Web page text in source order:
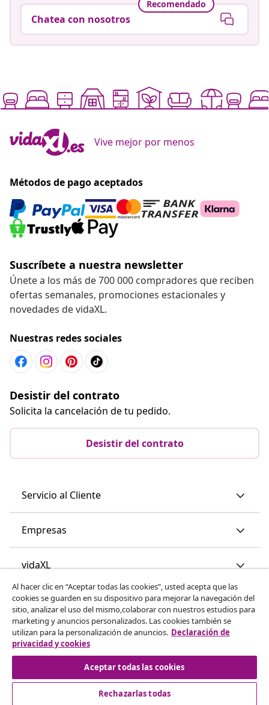
Recomendado
Chatea con nosotros
Vive mejor por menos
Métodos de pago aceptados
Suscríbete a nuestra newsletter
Únete a los más de 700 000 compradores que reciben
ofertas semanales, promociones estacionales y
novedades de vidaXL.
Nuestras redes sociales
Desistir del contrato
Solicita la cancelación de tu pedido.
Desistir del contrato
Servicio al Cliente
Empresas
vidaXL
Descubre mas
© 2008-2026 vidaXL www.vidaxl.es es una página web de
Al hacer clic en “Aceptar todas las cookies”, usted acepta que las
cookies se guarden en su dispositivo para mejorar la navegación del
sitio, analizar el uso del mismo,colaborar con nuestros estudios para
marketing y anuncios personalizados. Las cookies también se
utilizan para la personalización de anuncios. Declaración de
privacidad y cookies
Aceptar todas las cookies
Rechazarlas todas